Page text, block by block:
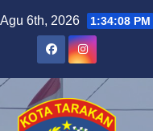
6th, 2026 1:34:08 PM